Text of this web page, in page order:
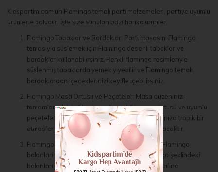
Kidspartim.com'un Flamingo temalı parti malzemeleri, partiye uyumlu
ürünlerle doludur. İşte size sunulan bazı harika ürünler:
Flamingo Tabaklar ve Bardaklar: Parti masasını Flamingo
temasıyla süslemek için Flamingo desenli tabaklar ve
bardaklar kullanabilirsiniz. Renkli flamingo resimleriyle
süslenmiş tabaklarda yemek yiyebilir ve Flamingo temalı
bardaklardan içeceklerinizi keyifle içebilirsiniz.
Flamingo Masa Örtüsü ve Peçeteler: Masa düzeninizi
tamamlamak için Flamingo desenli bir masa örtüsü ve uyumlu
peçeteler tercih edebilirsiniz. Bu ürünler, masanıza tropik bir
atmosfer katacak ve Flamingo temasını yansıtacaktır.
Flamingo Balonlar ve Süsler: Parti mekanınızı Flamingo
balonları ve diğer süslerle canlandırın. Flamingo şeklindeki
balonları duvarlara asabilir veya masaların etrafına